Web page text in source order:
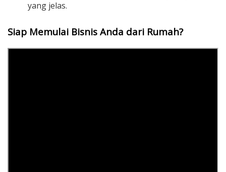
yang jelas.
Siap Memulai Bisnis Anda dari Rumah?